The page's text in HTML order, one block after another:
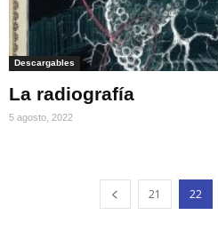
Descargables
La radiografía
5 agosto, 2022
21 22